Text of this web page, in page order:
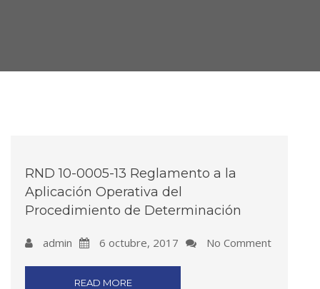
RND 10-0005-13 Reglamento a la
Aplicación Operativa del
Procedimiento de Determinación
admin 6 octubre, 2017 No Comment
READ MORE